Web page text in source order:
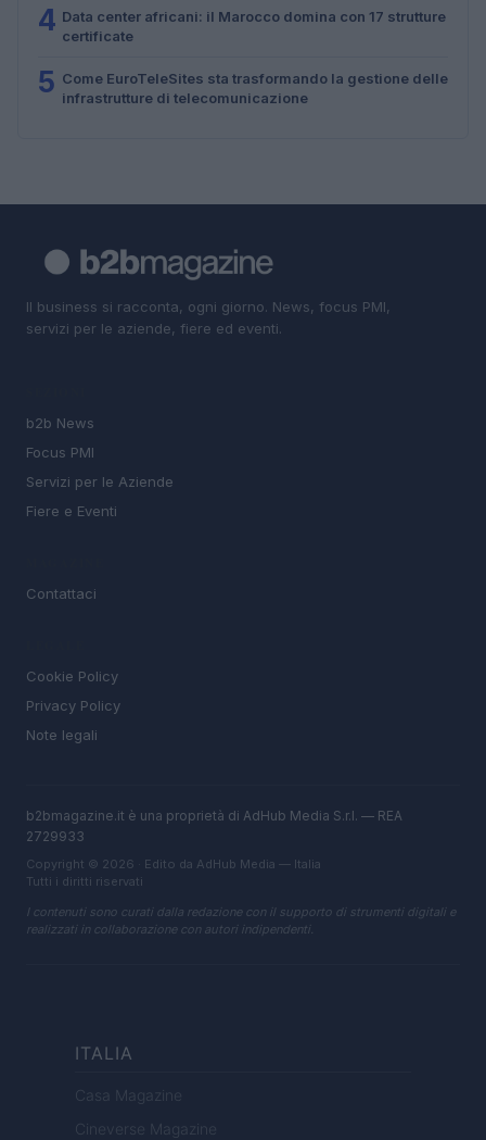
4 Data center africani: il Marocco domina con 17 strutture
certificate
5 Come EuroTeleSites sta trasformando la gestione delle
infrastrutture di telecomunicazione
Il business si racconta, ogni giorno. News, focus PMI,
servizi per le aziende, fiere ed eventi.
b2b News
Focus PMI
Servizi per le Aziende
Fiere e Eventi
Contattaci
Cookie Policy
Privacy Policy
Note legali
b2bmagazine.it è una proprietà di AdHub Media S.r.l. — REA
2729933
Copyright © 2026 · Edito da AdHub Media — Italia
Tutti i diritti riservati
I contenuti sono curati dalla redazione con il supporto di strumenti digitali e
realizzati in collaborazione con autori indipendenti.
ITALIA
Casa Magazine
Cineverse Magazine